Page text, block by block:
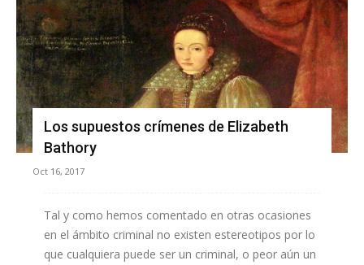
Los supuestos crímenes de Elizabeth
Bathory
Oct 16, 2017
Tal y como hemos comentado en otras ocasiones
en el ámbito criminal no existen estereotipos por lo
que cualquiera puede ser un criminal, o peor aún un